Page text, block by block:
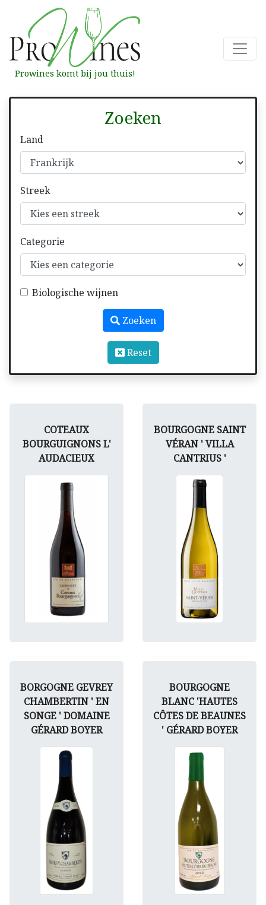
Prowines komt bij jou thuis!
Zoeken
Land
Streek
Categorie
Biologische wijnen
Zoeken
Reset
COTEAUX
BOURGUIGNONS L'
AUDACIEUX
BOURGOGNE SAINT
VÉRAN ' VILLA
CANTRIUS '
BORGOGNE GEVREY
CHAMBERTIN ' EN
SONGE ' DOMAINE
GÉRARD BOYER
BOURGOGNE
BLANC 'HAUTES
CÔTES DE BEAUNES
' GÉRARD BOYER